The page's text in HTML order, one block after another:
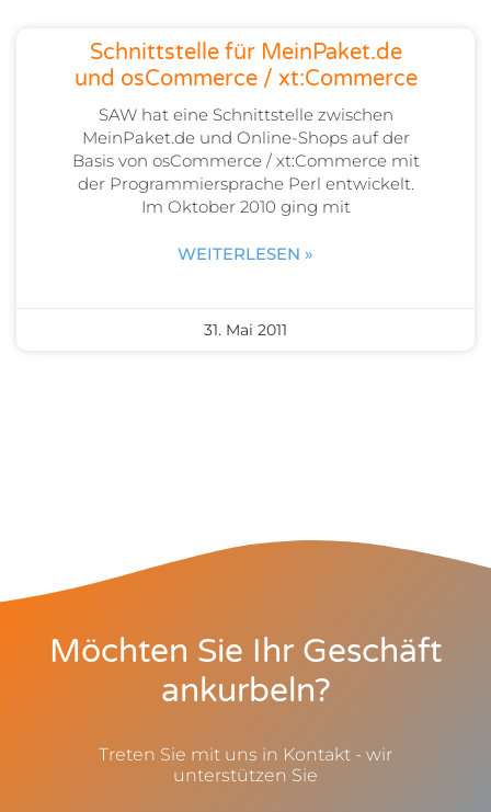
Schnittstelle für MeinPaket.de
und osCommerce / xt:Commerce
SAW hat eine Schnittstelle zwischen
MeinPaket.de und Online-Shops auf der
Basis von osCommerce / xt:Commerce mit
der Programmiersprache Perl entwickelt.
Im Oktober 2010 ging mit
WEITERLESEN »
31. Mai 2011
Möchten Sie Ihr Geschäft
ankurbeln?
Treten Sie mit uns in Kontakt - wir
unterstützen Sie